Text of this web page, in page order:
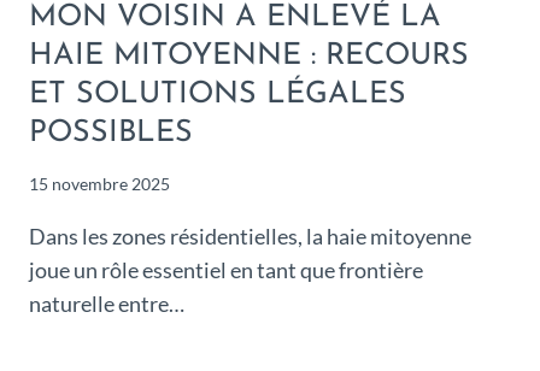
MON VOISIN A ENLEVÉ LA
HAIE MITOYENNE : RECOURS
ET SOLUTIONS LÉGALES
POSSIBLES
15 novembre 2025
Dans les zones résidentielles, la haie mitoyenne
joue un rôle essentiel en tant que frontière
naturelle entre…